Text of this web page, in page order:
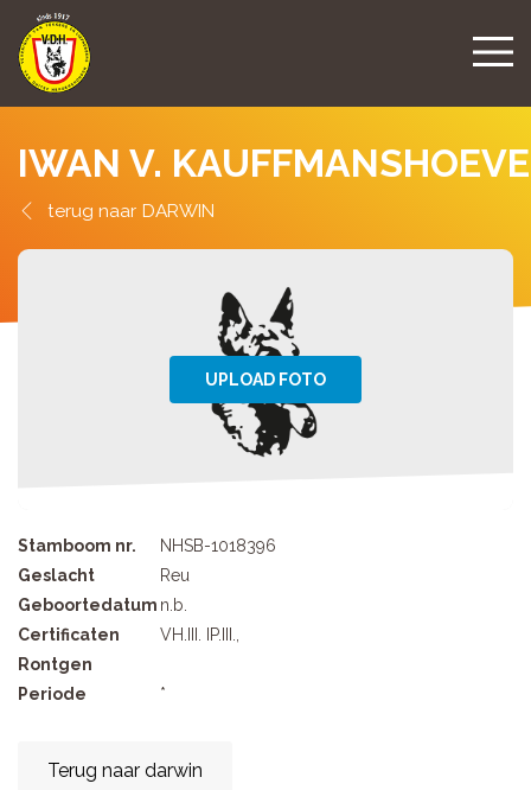
IWAN V. KAUFFMANSHOEVE
DARWIN
Stamboom nr.
NHSB-1018396
Geslacht
Reu
Geboortedatum n.b.
Certificaten
VH.III. IP.III.,
Rontgen
Periode
*
Terug naar darwin